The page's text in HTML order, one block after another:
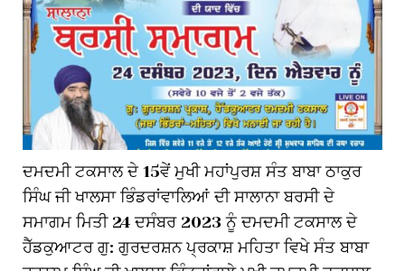
ਦਮਦਮੀ ਟਕਸਾਲ ਦੇ 15ਵੇਂ ਮੁਖੀ ਮਹਾਂਪੁਰਸ਼ ਸੰਤ ਬਾਬਾ ਠਾਕੁਰ
ਸਿੰਘ ਜੀ ਖਾਲਸਾ ਭਿੰਡਰਾਂਵਾਲਿਆਂ ਦੀ ਸਾਲਾਨਾ ਬਰਸੀ ਦੇ
ਸਮਾਗਮ ਮਿਤੀ 24 ਦਸੰਬਰ 2023 ਨੂੰ ਦਮਦਮੀ ਟਕਸਾਲ ਦੇ
ਹੈੱਡਕੁਆਟਰ ਗੁ: ਗੁਰਦਰਸ਼ਨ ਪ੍ਰਕਾਸ਼ ਮਹਿਤਾ ਵਿਖੇ ਸੰਤ ਬਾਬਾ